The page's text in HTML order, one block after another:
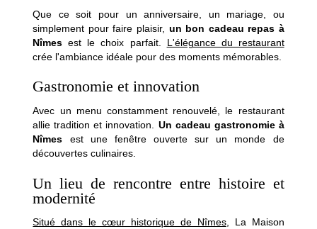
Que ce soit pour un anniversaire, un mariage, ou
simplement pour faire plaisir, un bon cadeau repas à
Nîmes est le choix parfait.
L'élégance du restaurant
crée l'ambiance idéale pour des moments mémorables.
Gastronomie et innovation
Avec un menu constamment renouvelé, le restaurant
allie tradition et innovation. Un cadeau gastronomie à
Nîmes est une fenêtre ouverte sur un monde de
découvertes culinaires.
Un lieu de rencontre entre histoire et
modernité
Situé dans le cœur historique de Nîmes, La Maison
Français
Hôtel
Chambres
Suites
Spa
Gastronomie par Pierre Gagnaire
Brasserie par Pierre Gagnaire